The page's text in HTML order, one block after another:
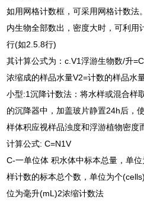
如用网格计数框，可采用网格计数法
内生物全部数出，密度大时，可利用
行(如2.5.8行)
其计算公式为：c.V1浮游生物数/升
浓缩成的样品水量V2=计数的样品水量
小型:1沉降计数法：将水样或混合样
的沉降器中，加盖玻片静置24h后，
样体积应视样品浊度和浮游植物密度
计算公式: C=N1V
C-一单位体 积水体中标本总量，单
样计数的标本总个数，单位为个
位为毫升(mL)2浓缩计数法